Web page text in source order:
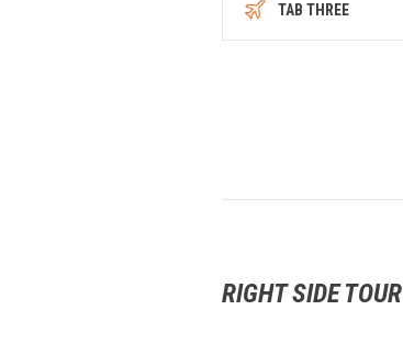
TAB THREE
RIGHT SIDE TOUR